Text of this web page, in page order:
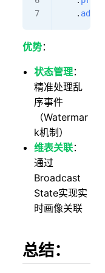
   .
优势：
状态管理：
精准处理乱
序事件
（Watermar
k机制）
维表关联：
通过
Broadcast
State实现实
时画像关联
总结：